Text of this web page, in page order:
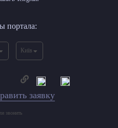
портала:
Київ
заявку
звонить